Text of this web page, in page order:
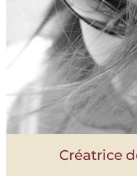
Créatrice